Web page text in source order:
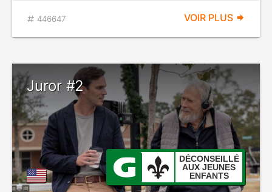
446647 VOIR PLUS
Juror #2
DÉCONSEILLÉ
AUX JEUNES
ENFANTS